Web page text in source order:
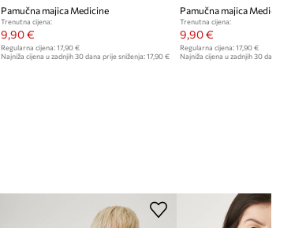
Pamučna majica Medicine
Trenutna cijena:
9,90 €
Regularna cijena:17,90 €
Najniža cijena u zadnjih 30 dana prije sniženja:17,90 €
Pamučna majica Medicine
Trenutna cijena:
9,90 €
Regularna cijena: 17,90 €
Najniža cijena u zadnjih 30 dana prije